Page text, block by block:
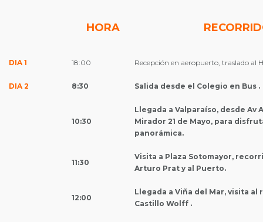
HORA
DIA 1 18:00 Recepción en aeropuerto, traslado al
DIA 2 8:30 Salida desde el Colegio en Bus .
10:30
Llegada a Valparaíso, desde Av
Mirador 21 de Mayo, para
panorámica.
11:30
Visita a Plaza Sotomayor,
Arturo Prat y al Puerto.
12:00
Llegada a Viña del Mar, visita al
Castillo Wolff .